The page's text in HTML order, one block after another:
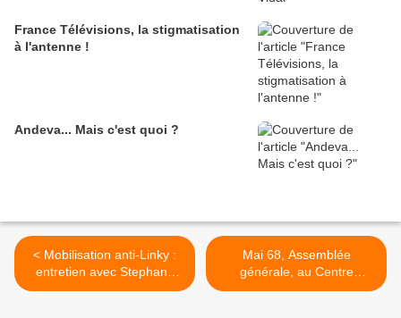
France Télévisions, la stigmatisation
à l'antenne !
Andeva... Mais c'est quoi ?
< Mobilisation anti-Linky :
entretien avec Stephane
Lhomme
Mai 68, Assemblée
générale, au Centre
Pompidou >